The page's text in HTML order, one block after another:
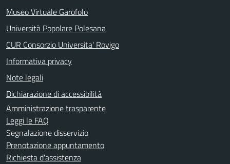
Museo Virtuale Garofolo
Università Popolare Polesana
CUR Consorzio Universita' Rovigo
Informativa privacy
Note legali
Dichiarazione di accessibilità
Amministrazione trasparente
Leggi le FAQ
Segnalazione disservizio
Prenotazione appuntamento
Richiesta d'assistenza